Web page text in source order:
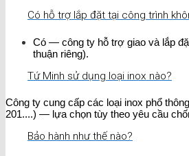
Có hỗ trợ lắp đặt tại công trình
Có — công ty hỗ trợ giao và lắp
thuận riêng).
Tứ Minh sử dụng loại inox nào?
Công ty cung cấp các loại inox phổ
201....) — lựa chọn tùy theo yêu cầu
Bảo hành như thế nào?